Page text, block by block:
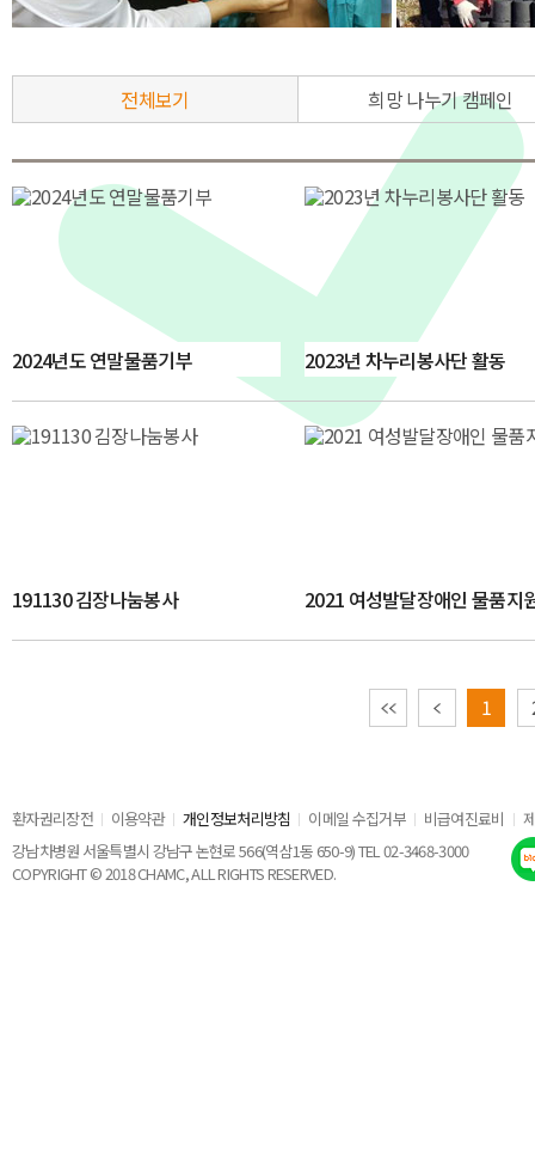
전체보기 희망 나누기 캠페인
2024년도 연말물품기부 2023년 차누리봉사단 활동
191130 김장나눔봉사 2021 여성발달장애인 물품지
이전 1
환자권리장전 이용약관 개인정보처리방침 이메일 수집거부 비급여진료비
강남차병원 서울특별시 강남구 논현로 566(역삼1동 650-9) TEL 02-3468-3000
COPYRIGHT © 2018 CHAMC, ALL RIGHTS RESERVED.